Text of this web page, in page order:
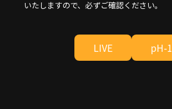
いたしますので、必ずご確認ください。
LIVE pH-1